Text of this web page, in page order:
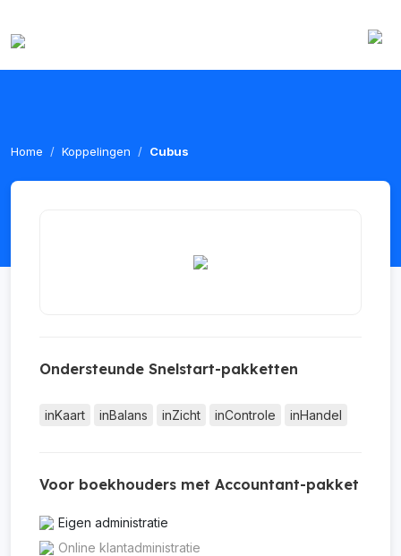
Home Koppelingen Cubus
Ondersteunde Snelstart-pakketten
inKaart inBalans inZicht inControle inHandel
Voor boekhouders met Accountant-pakket
Eigen administratie
Online klantadministratie